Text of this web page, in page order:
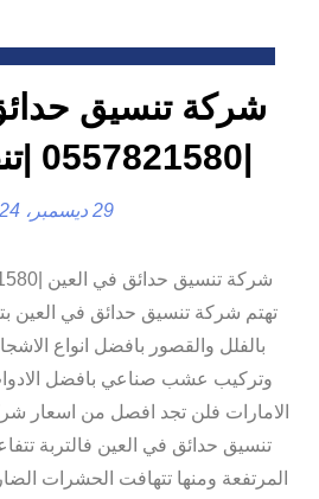
شركة تنسيق
|0557821580 |تنفيذ حدائق
29 ديسمبر، 2024
تهتم شركة تنسيق حدائق في العين
بالفلل والقصور بافضل انواع
وتركيب عشب صناعي بافضل
الامارات فلن تجد افصل من اسعار
تنسيق حدائق في العين فالتربة
المرتفعة ومنها تتهافت الحشرات